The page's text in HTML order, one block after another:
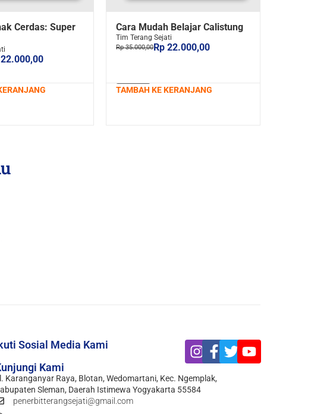
Cerdas: Super
Cara Mudah Belajar Calistung
Tim Terang Sejati
Rp 35.000,00Rp 22.000,00
TAMBAH KE KERANJANG
Sosial Media Kami
Kami
Karanganyar Raya, Blotan, Wedomartani, Kec. Ngemplak,
Sleman, Daerah Istimewa Yogyakarta 55584
penerbitterangsejati@gmail.com